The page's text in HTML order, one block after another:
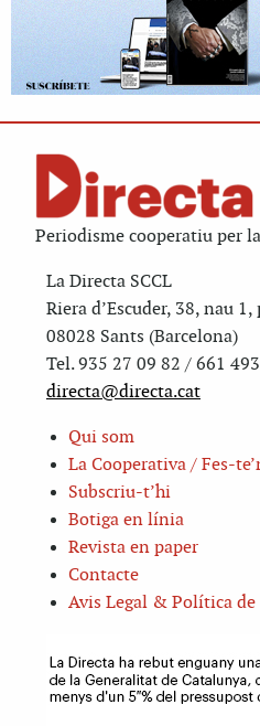
Periodisme cooperatiu per
La Directa SCCL
Riera d’Escuder, 38, nau 1,
08028 Sants (Barcelona)
Tel. 935 27 09 82 / 661
directa@directa.cat
Qui som
La Cooperativa / Fes-
Subscriu-t’hi
Botiga en línia
Revista en paper
Contacte
Avis Legal & Política de